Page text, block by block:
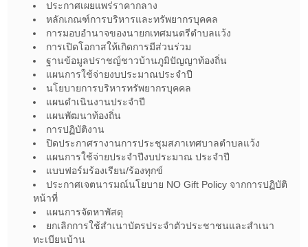
ประกาศเผยแพร่ราคากลาง
หลักเกณฑ์การบริหารและทรัพยากรบุคคล
การมอบอำนาจของนายกเทศมนตรีตำบลแว้ง
การเปิดโอกาสให้เกิดการมีส่วนร่วม
ฐานข้อมูลปราชญ์ชาวบ้านภูมิปัญญาท้องถิ่น
แผนการใช้จ่ายงบประมาณประจำปี
นโยบายการบริหารทรัพยากรบุคคล
แผนดำเนินงานประจำปี
แผนพัฒนาท้องถิ่น
การปฏิบัติงาน
ปิดประกาศรางานการประชุมสภาเทศบาลตำบลแว้ง
แผนการใช้จ่ายประจำปีงบประมาณ ประจำปี
แบบฟอร์มร้องเรียน/ร้องทุกข์
ประกาศเจตนารมณ์นโยบาย NO Gift Policy จากการปฏิบัติ
หน้าที่
แผนการจัดหาพัสดุ
ยกเลิกการใช้สำเนาบัตรประจำตัวประชาชนและสำเนา
ทะเบียนบ้าน